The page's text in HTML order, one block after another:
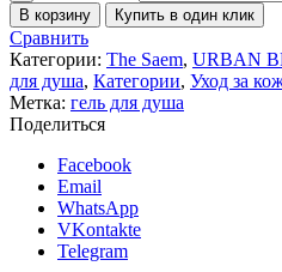
В корзину Купить в один клик
Сравнить
Категории: The Saem, URBAN
для душа, Категории, Уход за
Метка: гель для душа
Поделиться
Facebook
Email
WhatsApp
VKontakte
Telegram